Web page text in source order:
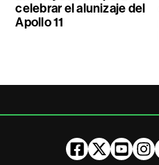
celebrar el alunizaje del
Apollo 11